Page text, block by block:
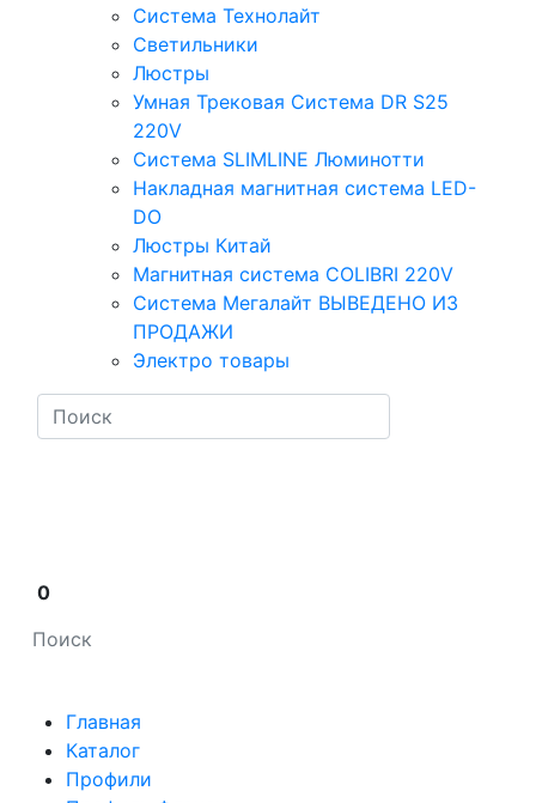
Система Технолайт
Светильники
Люстры
Умная Трековая Система DR S25
220V
Система SLIMLINE Люминотти
Накладная магнитная система LED-
DO
Люстры Китай
Магнитная система COLIBRI 220V
Система Мегалайт ВЫВЕДЕНО ИЗ
ПРОДАЖИ
Электро товары
0
Главная
Каталог
Профили